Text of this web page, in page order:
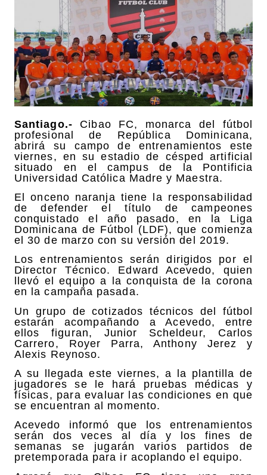
Santiago.- Cibao FC, monarca del fútbol
profesional de República Dominicana,
abrirá su campo de entrenamientos este
viernes, en su estadio de césped artificial
situado en el campus de la Pontificia
Universidad Católica Madre y Maestra.
El onceno naranja tiene la responsabilidad
de defender el título de campeones
conquistado el año pasado, en la Liga
Dominicana de Fútbol (LDF), que comienza
el 30 de marzo con su versión del 2019.
Los entrenamientos serán dirigidos por el
Director Técnico. Edward Acevedo, quien
llevó el equipo a la conquista de la corona
en la campaña pasada.
Un grupo de cotizados técnicos del fútbol
estarán acompañando a Acevedo, entre
ellos figuran, Junior Scheldeur, Carlos
Carrero, Royer Parra, Anthony Jerez y
Alexis Reynoso.
A su llegada este viernes, a la plantilla de
jugadores se le hará pruebas médicas y
físicas, para evaluar las condiciones en que
se encuentran al momento.
Acevedo informó que los entrenamientos
serán dos veces al día y los fines de
semanas se jugarán varios partidos de
pretemporada para ir acoplando el equipo.